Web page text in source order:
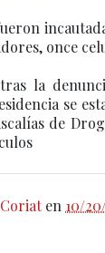
once
la
se
de
en 10/